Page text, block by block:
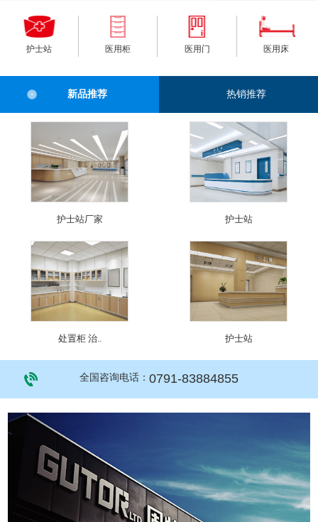
护士站 医用柜 医用门 医用床
新品推荐 热销推荐
护士站厂家 护士站
处置柜 治.. 护士站
全国咨询电话： 0791-83884855